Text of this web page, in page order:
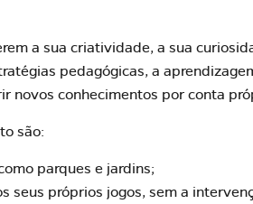
a sua criatividade, a sua
pedagógicas, a
novos conhecimentos por conta
são:
parques e jardins;
seus próprios jogos, sem a